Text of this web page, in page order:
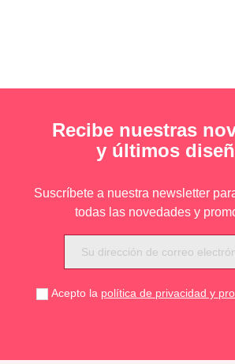
Recibe nuestras
y últimos
Suscríbete a nuestra newsletter
todas las novedades y
Acepto la política de privacidad y